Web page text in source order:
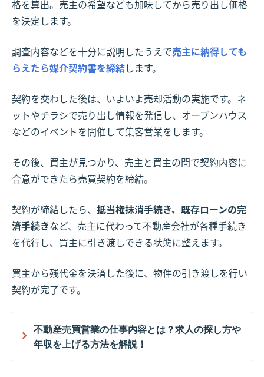
格を算出。売主の希望なども加味してから売り出し価格
を決定します。
調査内容などを十分に説明したうえで売主に納得しても
らえたら媒介契約書を締結します。
契約を交わした後は、いよいよ売却活動の実施です。ネ
ットやチラシで売り出し情報を発信し、オープンハウス
などのイベントを開催して集客営業をします。
その後、買主が見つかり、売主と買主の間で契約内容に
合意ができたら売買契約を締結。
契約が締結したら、 抵当権抹消手続き、既存ローンの完
済手続きなど、売主に代わって不動産会社が各種手続き
を代行し、買主に引き渡しできる状態に整えます。
買主から残代金を決済した後に、物件の引き渡しを行い
契約が完了です。
不動産売買営業の仕事内容とは？求人の探し方や
年収を上げる方法を解説！